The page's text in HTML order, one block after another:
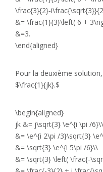
\frac{3}{2}-
&= \frac{1}{3}\left( 6 +
&=3.
\end{aligned}
Pour la deuxième
$\frac{1}{jk}.$
\begin{aligned}
jk &= j\sqrt{3} \e^{i \pi /6}\\
&= \e^{i 2\pi /3}\sqrt{3}
&= \sqrt{3} \e^{i 5\pi /6}\\
&= \sqrt{3} \left( \frac{-